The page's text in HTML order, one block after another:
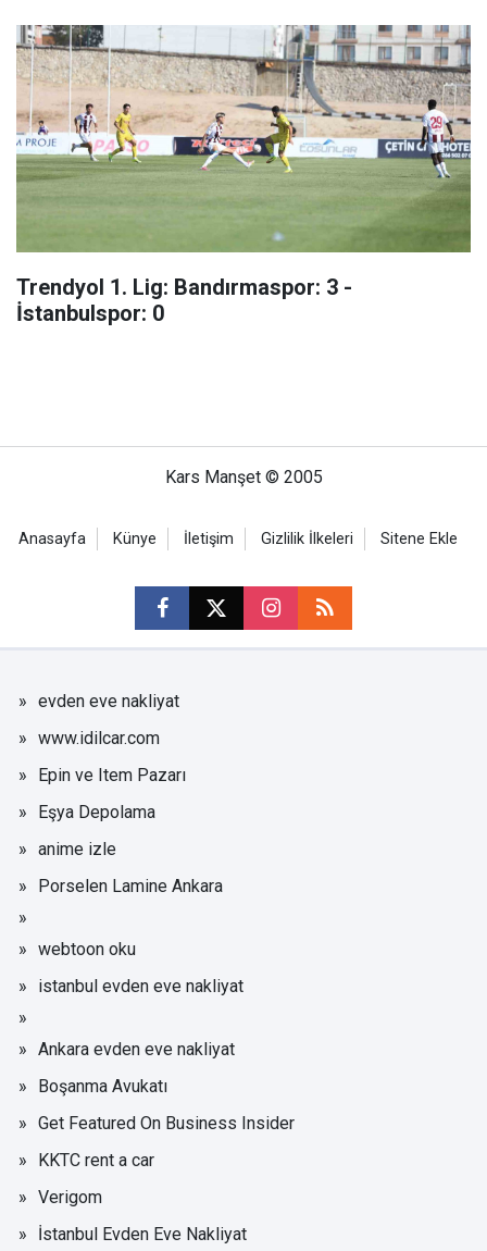
Trendyol 1. Lig: Bandırmaspor: 3 -
İstanbulspor: 0
Kars Manşet © 2005
Anasayfa Künye İletişim Gizlilik İlkeleri Sitene Ekle
evden eve nakliyat
www.idilcar.com
Epin ve Item Pazarı
Eşya Depolama
anime izle
Porselen Lamine Ankara
webtoon oku
istanbul evden eve nakliyat
Ankara evden eve nakliyat
Boşanma Avukatı
Get Featured On Business Insider
KKTC rent a car
Verigom
İstanbul Evden Eve Nakliyat